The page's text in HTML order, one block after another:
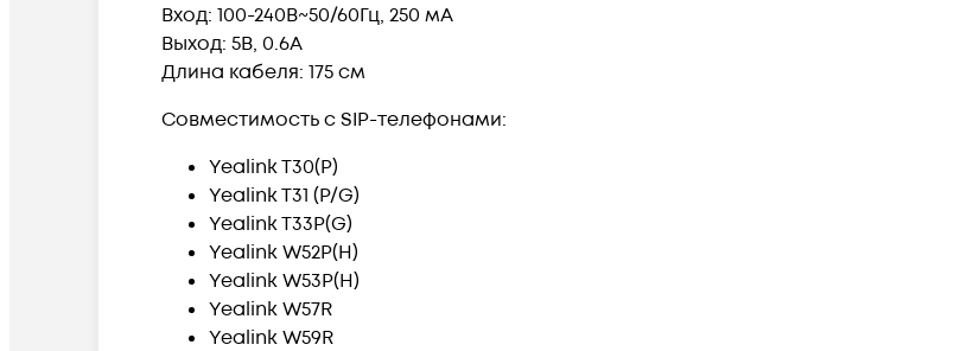
Вход: 100-240В~50/60Гц, 250 мА
Выход: 5В, 0.6А
Длина кабеля: 175 см
Совместимость с SIP-телефонами:
Yealink T30(P)
Yealink T31 (P/G)
Yealink T33P(G)
Yealink W52P(H)
Yealink W53P(H)
Yealink W57R
Yealink W59R